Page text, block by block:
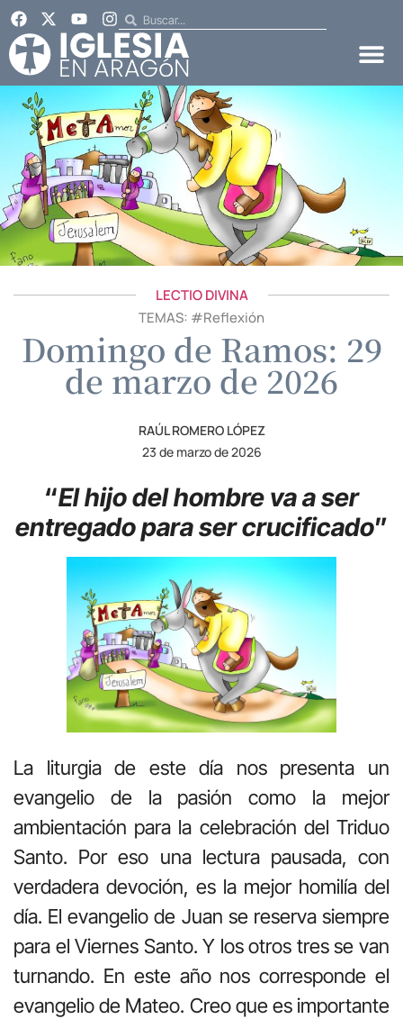
LECTIO DIVINA
TEMAS: #Reflexión
Domingo de Ramos: 29
de marzo de 2026
RAÚL ROMERO LÓPEZ
23 de marzo de 2026
“El hijo del hombre va a ser
entregado para ser crucificado”
La liturgia de este día nos presenta un
evangelio de la pasión como la mejor
ambientación para la celebración del Triduo
Santo. Por eso una lectura pausada, con
verdadera devoción, es la mejor homilía del
día. El evangelio de Juan se reserva siempre
para el Viernes Santo. Y los otros tres se van
turnando. En este año nos corresponde el
evangelio de Mateo. Creo que es importante